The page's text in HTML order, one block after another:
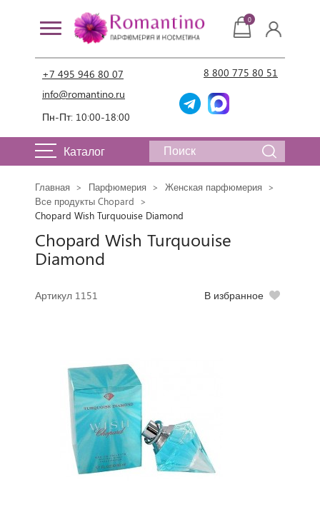
+7 495 946 80 07
info@romantino.ru
Пн-Пт: 10:00-18:00
8 800 775 80 51
0
Каталог
Главная Парфюмерия
Женская парфюмерия
Все продукты Chopard
Chopard Wish Turquouise Diamond
Chopard Wish Turquouise
Diamond
Артикул 1151 В избранное